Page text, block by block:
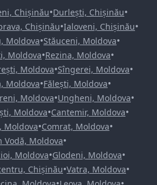
Chișinău•Durlești, Chișinău•
Chișinău•Ialoveni, Chișinău•
Moldova•Stăuceni, Moldova•
Moldova•Rezina, Moldova•
Moldova•Sîngerei, Moldova•
Moldova•Fălești, Moldova•
Moldova•Ungheni, Moldova•
Moldova•Cantemir, Moldova•
Moldova•Comrat, Moldova•
Vodă, Moldova•
Moldova•Glodeni, Moldova•
Chișinău•Vatra, Moldova•